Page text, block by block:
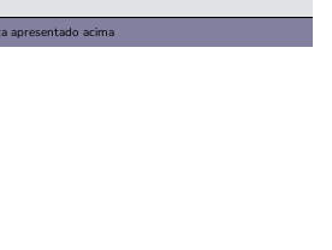
apresentado acima